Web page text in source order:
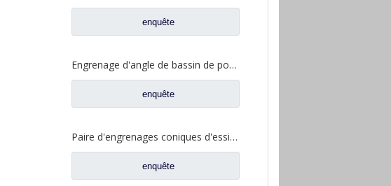
enquête
Engrenage d'angle de bassin de pont arrière pour pièces de rechange Shamcan DelongTruck 81.35199.6554
enquête
Paire d'engrenages coniques d'essieu moyen 28/21 pour pièces de rechange de camion FAW Jiefang d'essieu A0E 2502036/037-A0E
enquête